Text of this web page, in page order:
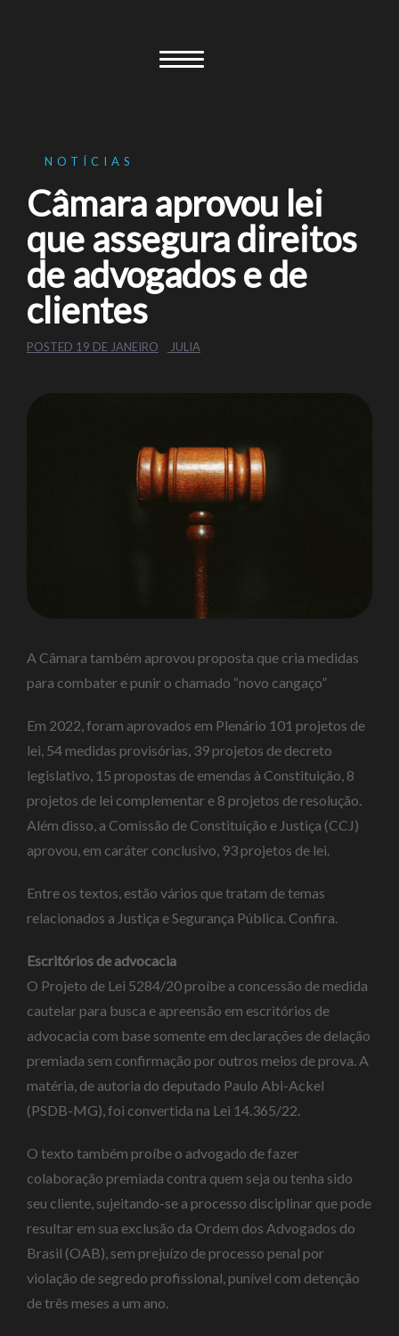
NOTÍCIAS
Câmara aprovou lei
que assegura direitos
de advogados e de
clientes
POSTED 19 DE JANEIRO JULIA
A Câmara também aprovou proposta que cria medidas
para combater e punir o chamado “novo cangaço”
Em 2022, foram aprovados em Plenário 101 projetos de
lei, 54 medidas provisórias, 39 projetos de decreto
legislativo, 15 propostas de emendas à Constituição, 8
projetos de lei complementar e 8 projetos de resolução.
Além disso, a Comissão de Constituição e Justiça (CCJ)
aprovou, em caráter conclusivo, 93 projetos de lei.
Entre os textos, estão vários que tratam de temas
relacionados a Justiça e Segurança Pública. Confira.
Escritórios de advocacia
O Projeto de Lei 5284/20 proíbe a concessão de medida
cautelar para busca e apreensão em escritórios de
advocacia com base somente em declarações de delação
premiada sem confirmação por outros meios de prova. A
matéria, de autoria do deputado Paulo Abi-Ackel
(PSDB-MG), foi convertida na Lei 14.365/22.
O texto também proíbe o advogado de fazer
colaboração premiada contra quem seja ou tenha sido
seu cliente, sujeitando-se a processo disciplinar que pode
resultar em sua exclusão da Ordem dos Advogados do
Brasil (OAB), sem prejuízo de processo penal por
violação de segredo profissional, punível com detenção
de três meses a um ano.